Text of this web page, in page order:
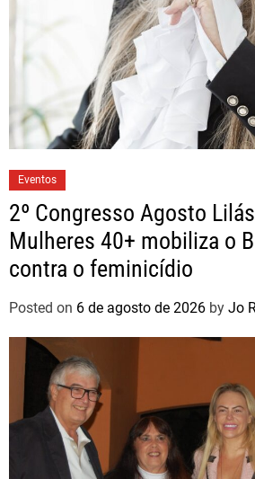
Eventos
2º Congresso Agosto
Mulheres 40+ mobiliza o
contra o feminicídio
Posted on 6 de agosto de 2026 by Jo